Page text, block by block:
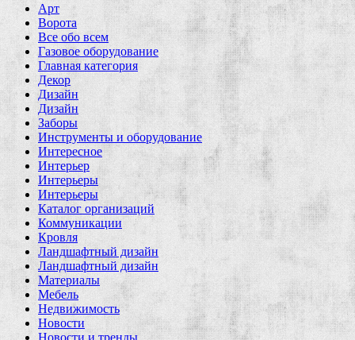
Арт
Ворота
Все обо всем
Газовое оборудование
Главная категория
Декор
Дизайн
Дизайн
Заборы
Инструменты и оборудование
Интересное
Интерьер
Интерьеры
Интерьеры
Каталог организаций
Коммуникации
Кровля
Ландшафтный дизайн
Ландшафтный дизайн
Материалы
Мебель
Недвижимость
Новости
Новости и тренды